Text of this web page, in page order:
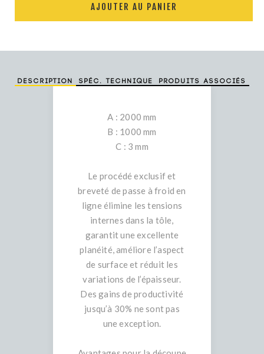
AJOUTER AU PANIER
Description Spéc. technique Produits associés
A : 2000 mm
B : 1000 mm
C : 3 mm
Le procédé exclusif et
breveté de passe à froid en
ligne élimine les tensions
internes dans la tôle,
garantit une excellente
planéité, améliore l’aspect
de surface et réduit les
variations de l’épaisseur.
Des gains de productivité
jusqu’à 30% ne sont pas
une exception.